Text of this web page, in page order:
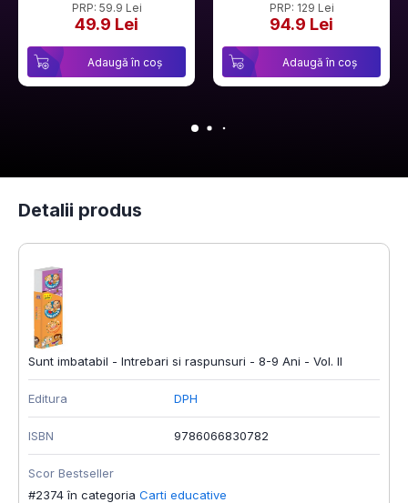
PRP: 59.9 Lei
49.9 Lei
Adaugă în coș
PRP: 129 Lei
94.9 Lei
Adaugă în coș
Detalii produs
Sunt imbatabil - Intrebari si raspunsuri - 8-9 Ani - Vol. II
Editura DPH
ISBN 9786066830782
Scor Bestseller
#2374 în categoria Carti educative